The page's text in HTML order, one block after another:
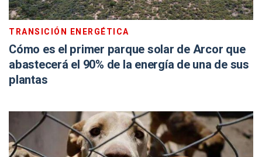
TRANSICIÓN ENERGÉTICA
Cómo es el primer parque solar de Arcor que
abastecerá el 90% de la energía de una de sus
plantas